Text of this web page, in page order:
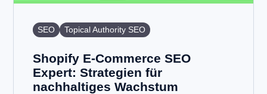
SEO Topical Authority SEO
Shopify E-Commerce SEO
Expert: Strategien für
nachhaltiges Wachstum